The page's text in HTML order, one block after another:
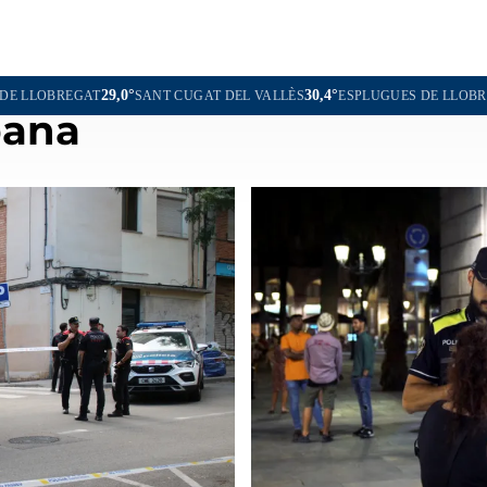
CUGAT DEL VALLÈS30,4°ESPLUGUES DE LLOBREGAT29,1°